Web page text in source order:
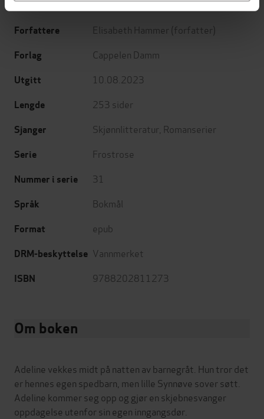
Forfattere Elisabeth Hammer (forfatter)
Forlag Cappelen Damm
Utgitt 10.08.2023
Lengde 253 sider
Sjanger Skjønnlitteratur Romanserier
Serie Frostrose
Nummer i serie 31
Språk Bokmål
Format epub
DRM-beskyttelse Vannmerket
ISBN 9788202811273
Om boken
Adeline vekkes midt på natten av barnegråt. Hun tror det
er hennes egen spedbarn, men lille Synnøve sover søtt.
Adeline kommer seg opp og gjør en skjebnesvanger
oppdagelse utenfor sin egen inngangsdør.